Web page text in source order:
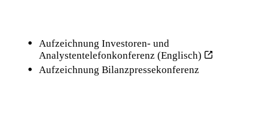
Aufzeichnung Investoren- und
Analystentelefonkonferenz (Englisch)
Aufzeichnung Bilanzpressekonferenz